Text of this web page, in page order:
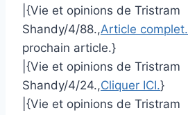
|{Vie et opinions de Tristram
Shandy/4/88.,Article complet.
prochain article.}
|{Vie et opinions de Tristram
Shandy/4/24.,Cliquer ICI.}
|{Vie et opinions de Tristram